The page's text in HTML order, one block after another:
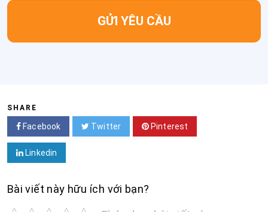
SHARE
Facebook Twitter Pinterest
Linkedin
Bài viết này hữu ích với bạn?